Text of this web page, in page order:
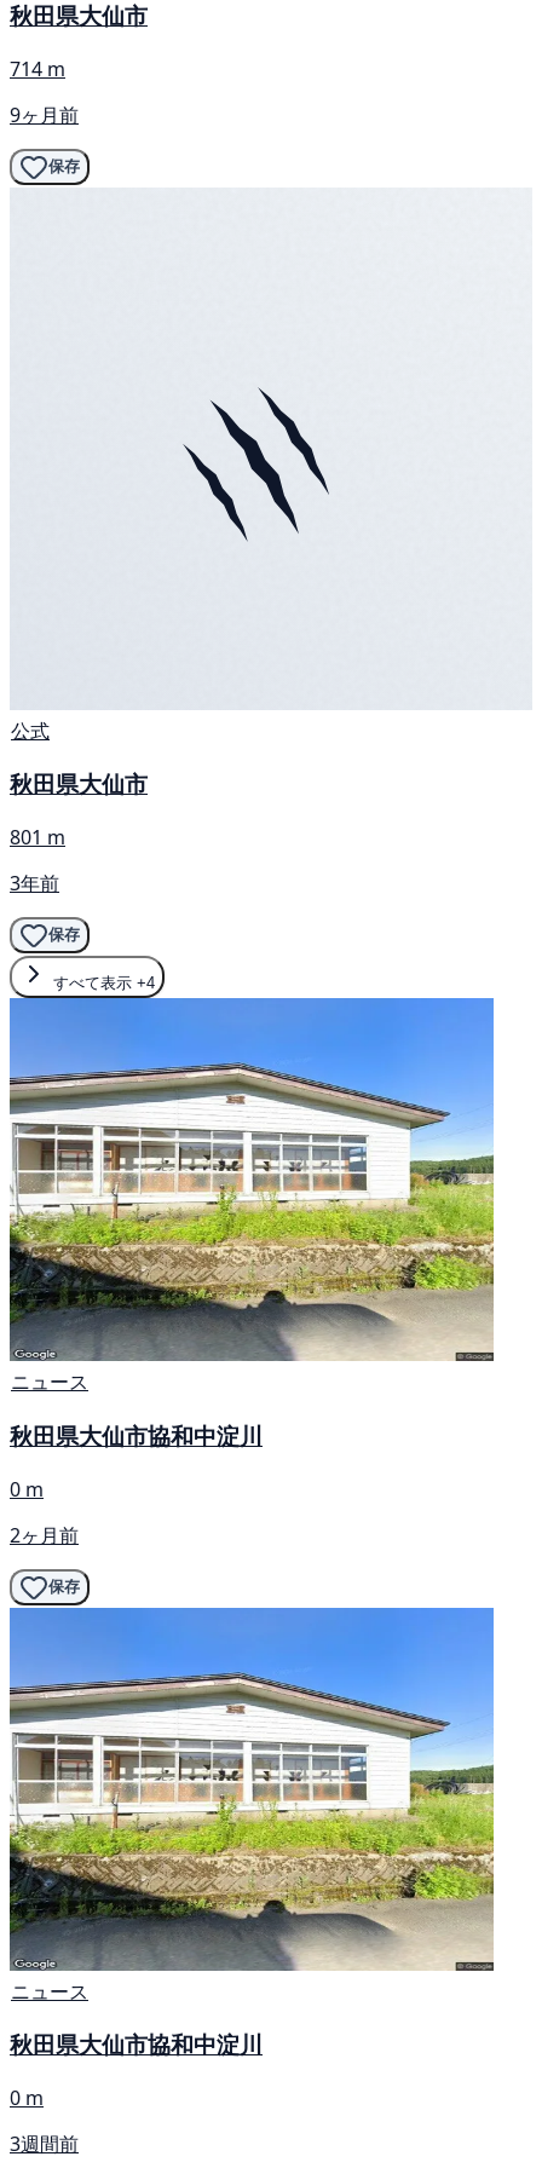
秋田県大仙市
714 m
9ヶ月前
保存
公式
秋田県大仙市
801 m
3年前
保存
すべて表示 +4
ニュース
秋田県大仙市協和中淀川
0 m
2ヶ月前
保存
ニュース
秋田県大仙市協和中淀川
0 m
3週間前